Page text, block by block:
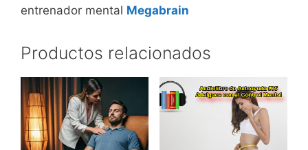
entrenador mental Megabrain
Productos relacionados